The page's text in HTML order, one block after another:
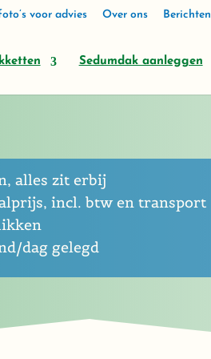
voor advies Over ons Berichten
Sedumdak aanleggen
alles zit erbij
incl. btw en transport
dag gelegd